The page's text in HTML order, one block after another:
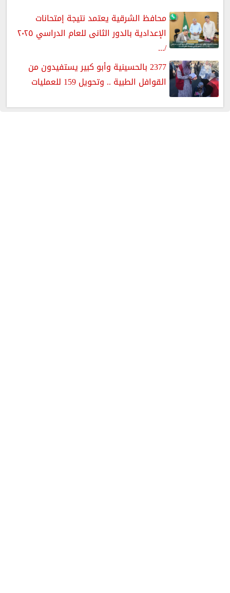
محافظ الشرقية يعتمد نتيجة إمتحانات
الإعدادية بالدور الثانى للعام الدراسي ٢٠٢٥
/...
2377 بالحسينية وأبو كبير يستفيدون من
القوافل الطبية .. وتحويل 159 للعمليات